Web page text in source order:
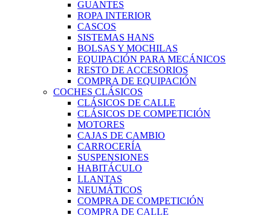
GUANTES
ROPA INTERIOR
CASCOS
SISTEMAS HANS
BOLSAS Y MOCHILAS
EQUIPACIÓN PARA MECÁNICOS
RESTO DE ACCESORIOS
COMPRA DE EQUIPACIÓN
COCHES CLÁSICOS
CLÁSICOS DE CALLE
CLÁSICOS DE COMPETICIÓN
MOTORES
CAJAS DE CAMBIO
CARROCERÍA
SUSPENSIONES
HABITÁCULO
LLANTAS
NEUMÁTICOS
COMPRA DE COMPETICIÓN
COMPRA DE CALLE